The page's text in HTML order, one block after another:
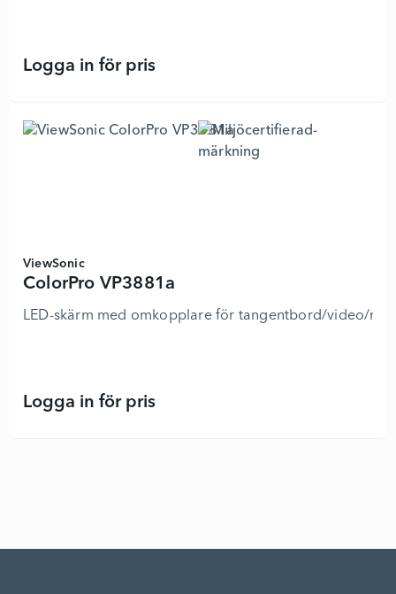
Logga in för prisTD1655 - LED-skärm - 6583788 -
ViewSonic
ColorPro VP3881a
LED-skärm med omkopplare för tangentbord/video/mus
Logga in för prisColorPro VP3881a - 7293737 -